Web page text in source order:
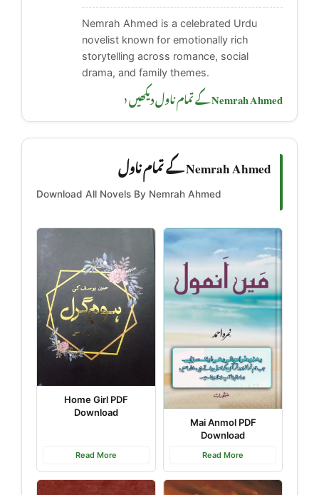
Nemrah Ahmed is a celebrated Urdu
novelist known for emotionally rich
storytelling across romance, social
drama, and family themes.
Nemrah Ahmed کے تمام ناول دیکھیں ‹
Nemrah Ahmed کے تمام ناول
Download All Novels By Nemrah Ahmed
Home Girl PDF
Download
Read More
Mai Anmol PDF
Download
Read More